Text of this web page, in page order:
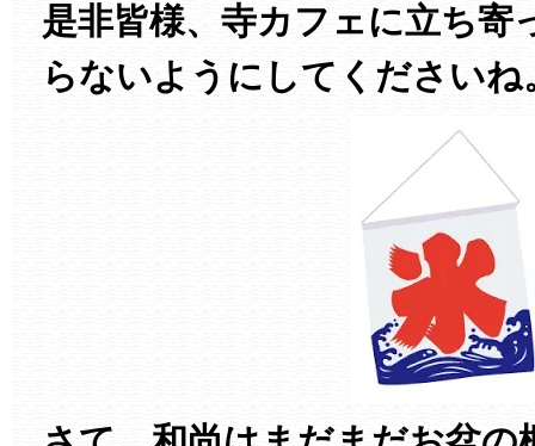
是非皆様、寺カフェに立ち寄
らないようにしてくださいね